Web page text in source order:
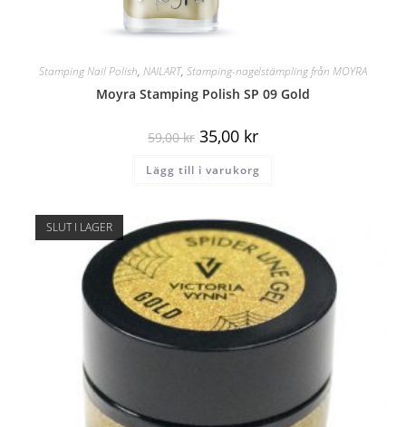
Stamping Nail Polish, NAILART, Stamping-nagelstämpling från MOYRA
Moyra Stamping Polish SP 09 Gold
59,00kr 35,00 kr
Lägg till i varukorg
SLUT I LAGER